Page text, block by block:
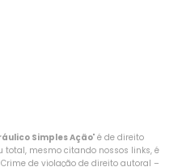
Simples Ação" é de direito
total, mesmo citando nossos links, é
de violação de direito autoral –